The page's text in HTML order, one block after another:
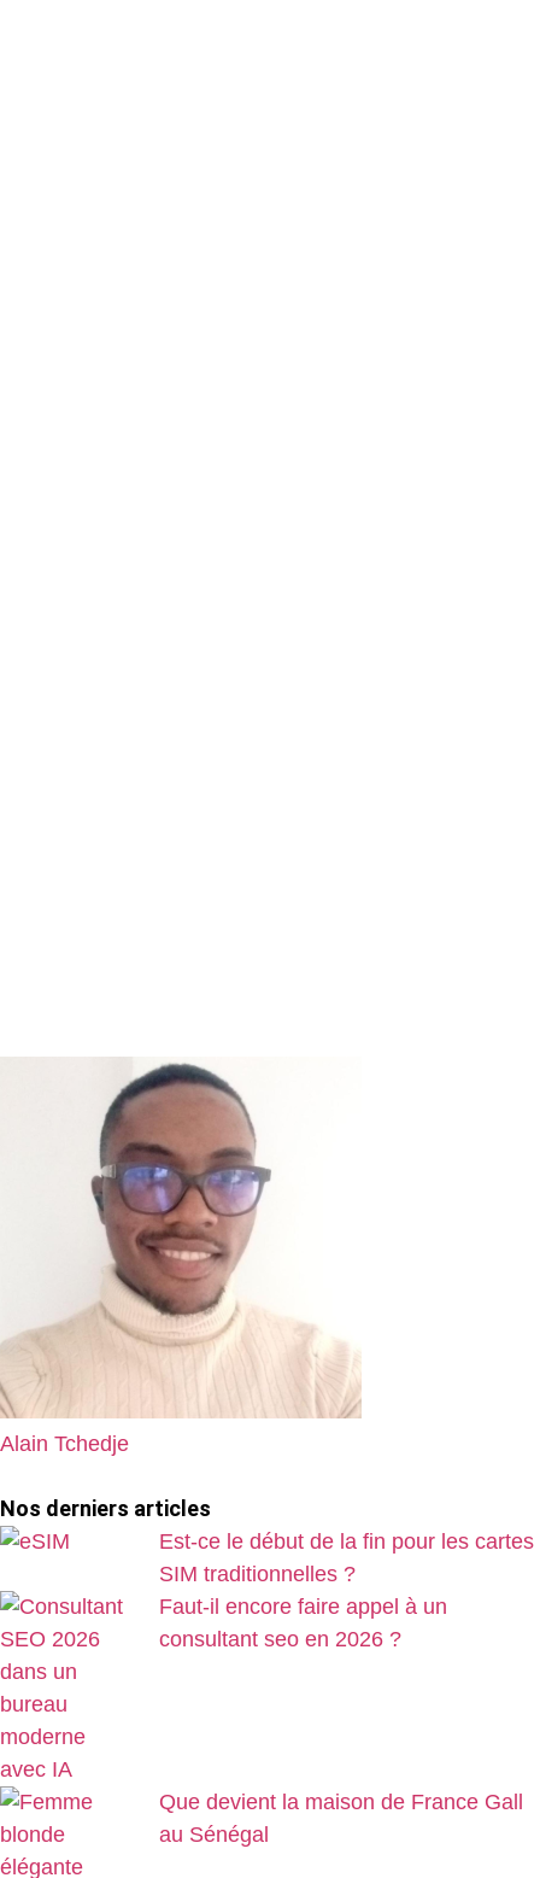
Alain Tchedje
Nos derniers articles
Est-ce le début de la fin pour les cartes
SIM traditionnelles ?
Faut-il encore faire appel à un
consultant seo en 2026 ?
Que devient la maison de France Gall
au Sénégal